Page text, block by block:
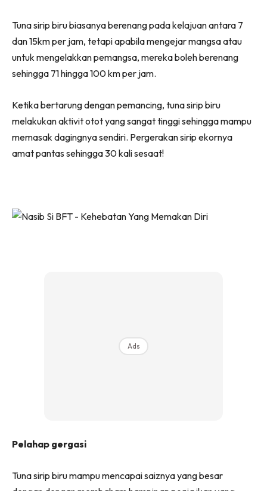
Tuna sirip biru biasanya berenang pada kelajuan antara 7
dan 15km per jam, tetapi apabila mengejar mangsa atau
untuk mengelakkan pemangsa, mereka boleh berenang
sehingga 71 hingga 100 km per jam.
Ketika bertarung dengan pemancing, tuna sirip biru
melakukan aktivit otot yang sangat tinggi sehingga mampu
memasak dagingnya sendiri. Pergerakan sirip ekornya
amat pantas sehingga 30 kali sesaat!
Ads
Pelahap gergasi
Tuna sirip biru mampu mencapai saiznya yang besar